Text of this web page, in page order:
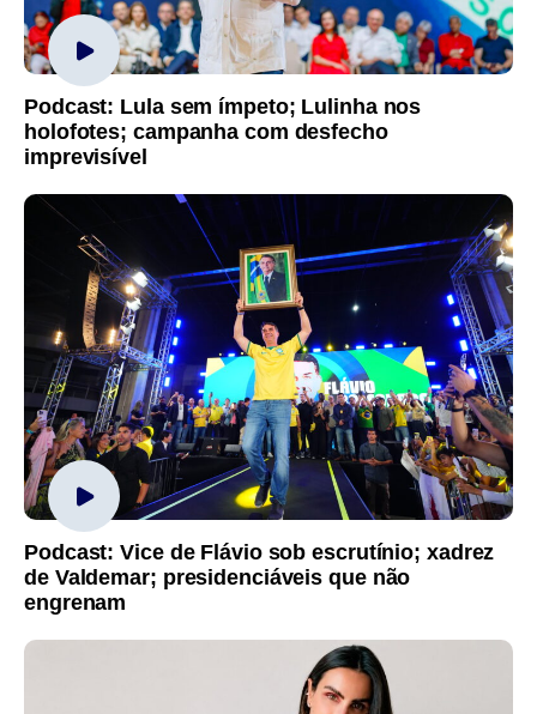
Podcast: Lula sem ímpeto; Lulinha nos
holofotes; campanha com desfecho
imprevisível
Podcast: Vice de Flávio sob escrutínio; xadrez
de Valdemar; presidenciáveis que não
engrenam